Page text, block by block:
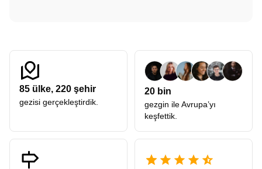
85 ülke, 220 şehir
gezisi gerçekleştirdik.
20 bin
gezgin ile Avrupa’yı
keşfettik.